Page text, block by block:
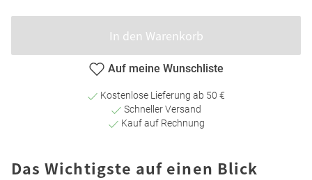
In den Warenkorb
Auf meine Wunschliste
Kostenlose Lieferung ab 50 €
Schneller Versand
Kauf auf Rechnung
Das Wichtigste auf einen Blick